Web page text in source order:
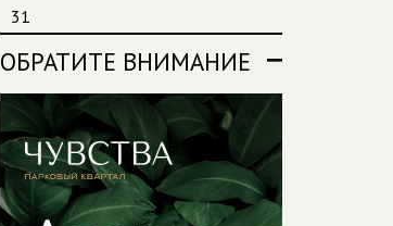
31
ОБРАТИТЕ ВНИМАНИЕ